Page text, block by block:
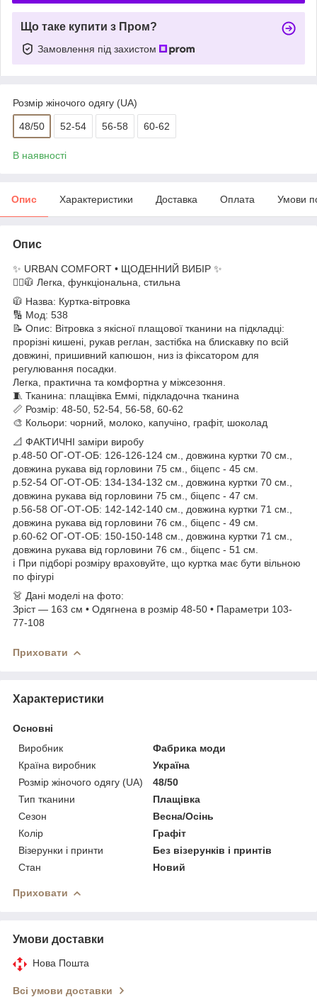
Що таке купити з Пром?
Замовлення під захистом
Розмір жіночого одягу (UA)
48/50 52-54 56-58 60-62
В наявності
Опис Характеристики Доставка Оплата Умови
Опис
✨ URBAN COMFORT • ЩОДЕННИЙ ВИБІР ✨
🚶‍♀️🧥 Легка, функціональна, стильна
🧥 Назва: Куртка-вітровка
🔢 Мод: 538
📝 Опис: Вітровка з якісної плащової тканини на підкладці:
прорізні кишені, рукав реглан, застібка на блискавку по всій
довжині, пришивний капюшон, низ із фіксатором для
регулювання посадки.
Легка, практична та комфортна у міжсезоння.
🧵 Тканина: плащівка Еммі, підкладочна тканина
📏 Розмір: 48-50, 52-54, 56-58, 60-62
🎨 Кольори: чорний, молоко, капучіно, графіт, шоколад
📐 ФАКТИЧНІ заміри виробу
р.48-50 ОГ-ОТ-ОБ: 126-126-124 см., довжина куртки 70 см.,
довжина рукава від горловини 75 см., біцепс - 45 см.
р.52-54 ОГ-ОТ-ОБ: 134-134-132 см., довжина куртки 70 см.,
довжина рукава від горловини 75 см., біцепс - 47 см.
р.56-58 ОГ-ОТ-ОБ: 142-142-140 см., довжина куртки 71 см.,
довжина рукава від горловини 76 см., біцепс - 49 см.
р.60-62 ОГ-ОТ-ОБ: 150-150-148 см., довжина куртки 71 см.,
довжина рукава від горловини 76 см., біцепс - 51 см.
ℹ️ При підборі розміру враховуйте, що куртка має бути вільною
по фігурі
👗 Дані моделі на фото:
Зріст — 163 см • Одягнена в розмір 48-50 • Параметри 103-
77-108
Приховати
Характеристики
Основні
Виробник
Фабрика моди
Країна виробник
Україна
Розмір жіночого одягу (UA)
48/50
Тип тканини
Плащівка
Сезон
Весна/Осінь
Колір
Графіт
Візерунки і принти
Без візерунків і принтів
Стан
Новий
Приховати
Умови доставки
Нова Пошта
Всі умови доставки